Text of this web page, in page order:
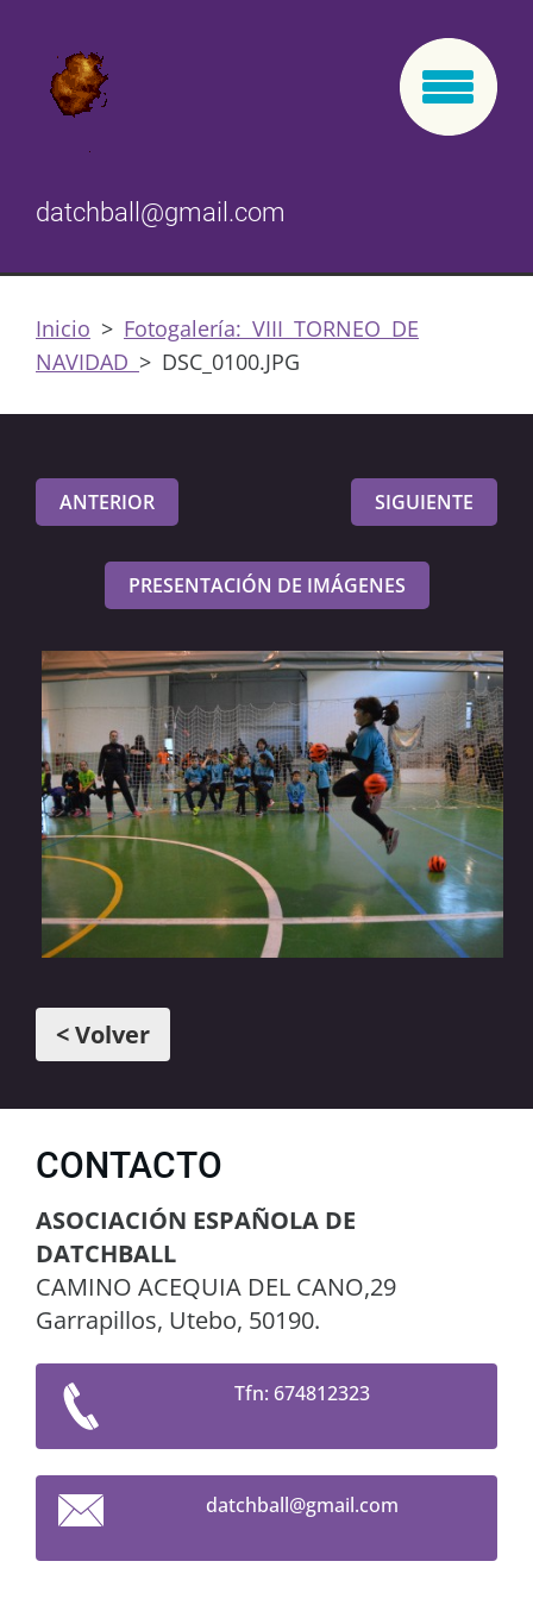
datchball@gmail.com
Inicio > Fotogalería: VIII TORNEO DE
NAVIDAD > DSC_0100.JPG
ANTERIOR SIGUIENTE
PRESENTACIÓN DE IMÁGENES
< Volver
CONTACTO
ASOCIACIÓN ESPAÑOLA DE
DATCHBALL
CAMINO ACEQUIA DEL CANO,29
Garrapillos, Utebo, 50190.
Tfn: 674812323
datchball@gmail.com